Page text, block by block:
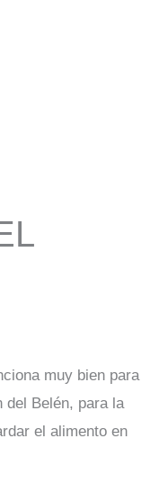
muy bien para
del Belén, para la
el alimento en